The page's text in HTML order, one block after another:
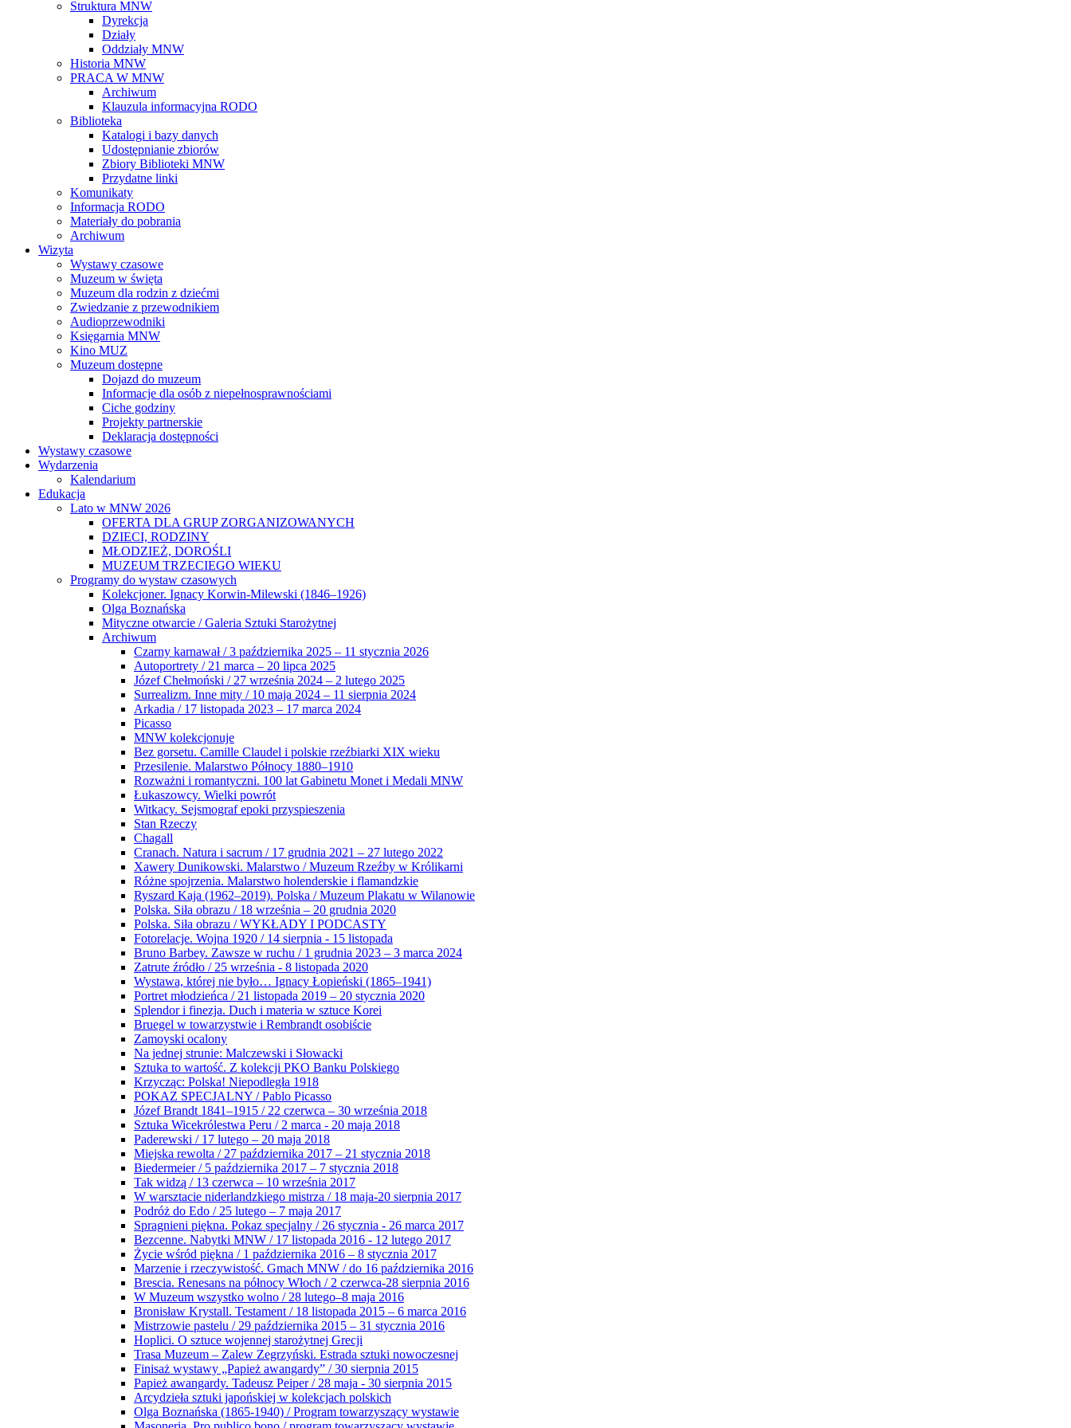
Struktura MNW
Dyrekcja
Działy
Oddziały MNW
Historia MNW
PRACA W MNW
Archiwum
Klauzula informacyjna RODO
Biblioteka
Katalogi i bazy danych
Udostępnianie zbiorów
Zbiory Biblioteki MNW
Przydatne linki
Komunikaty
Informacja RODO
Materiały do pobrania
Archiwum
Wizyta
Wystawy czasowe
Muzeum w święta
Muzeum dla rodzin z dziećmi
Zwiedzanie z przewodnikiem
Audioprzewodniki
Księgarnia MNW
Kino MUZ
Muzeum dostępne
Dojazd do muzeum
Informacje dla osób z niepełnosprawnościami
Ciche godziny
Projekty partnerskie
Deklaracja dostępności
Wystawy czasowe
Wydarzenia
Kalendarium
Edukacja
Lato w MNW 2026
OFERTA DLA GRUP ZORGANIZOWANYCH
DZIECI, RODZINY
MŁODZIEŻ, DOROŚLI
MUZEUM TRZECIEGO WIEKU
Programy do wystaw czasowych
Kolekcjoner. Ignacy Korwin-Milewski (1846–1926)
Olga Boznańska
Mityczne otwarcie / Galeria Sztuki Starożytnej
Archiwum
Czarny karnawał / 3 października 2025 – 11 stycznia 2026
Autoportrety / 21 marca – 20 lipca 2025
Józef Chełmoński / 27 września 2024 – 2 lutego 2025
Surrealizm. Inne mity / 10 maja 2024 – 11 sierpnia 2024
Arkadia / 17 listopada 2023 – 17 marca 2024
Picasso
MNW kolekcjonuje
Bez gorsetu. Camille Claudel i polskie rzeźbiarki XIX wieku
Przesilenie. Malarstwo Północy 1880–1910
Rozważni i romantyczni. 100 lat Gabinetu Monet i Medali MNW
Łukaszowcy. Wielki powrót
Witkacy. Sejsmograf epoki przyspieszenia
Stan Rzeczy
Chagall
Cranach. Natura i sacrum / 17 grudnia 2021 – 27 lutego 2022
Xawery Dunikowski. Malarstwo / Muzeum Rzeźby w Królikarni
Różne spojrzenia. Malarstwo holenderskie i flamandzkie
Ryszard Kaja (1962–2019). Polska / Muzeum Plakatu w Wilanowie
Polska. Siła obrazu / 18 września – 20 grudnia 2020
Polska. Siła obrazu / WYKŁADY I PODCASTY
Fotorelacje. Wojna 1920 / 14 sierpnia - 15 listopada
Bruno Barbey. Zawsze w ruchu / 1 grudnia 2023 – 3 marca 2024
Zatrute źródło / 25 września - 8 listopada 2020
Wystawa, której nie było… Ignacy Łopieński (1865–1941)
Portret młodzieńca / 21 listopada 2019 – 20 stycznia 2020
Splendor i finezja. Duch i materia w sztuce Korei
Bruegel w towarzystwie i Rembrandt osobiście
Zamoyski ocalony
Na jednej strunie: Malczewski i Słowacki
Sztuka to wartość. Z kolekcji PKO Banku Polskiego
Krzycząc: Polska! Niepodległa 1918
POKAZ SPECJALNY / Pablo Picasso
Józef Brandt 1841–1915 / 22 czerwca – 30 września 2018
Sztuka Wicekrólestwa Peru / 2 marca - 20 maja 2018
Paderewski / 17 lutego – 20 maja 2018
Miejska rewolta / 27 października 2017 – 21 stycznia 2018
Biedermeier / 5 października 2017 – 7 stycznia 2018
Tak widzą / 13 czerwca – 10 września 2017
W warsztacie niderlandzkiego mistrza / 18 maja-20 sierpnia 2017
Podróż do Edo / 25 lutego – 7 maja 2017
Spragnieni piękna. Pokaz specjalny / 26 stycznia - 26 marca 2017
Bezcenne. Nabytki MNW / 17 listopada 2016 - 12 lutego 2017
Życie wśród piękna / 1 października 2016 – 8 stycznia 2017
Marzenie i rzeczywistość. Gmach MNW / do 16 października 2016
Brescia. Renesans na północy Włoch / 2 czerwca-28 sierpnia 2016
W Muzeum wszystko wolno / 28 lutego–8 maja 2016
Bronisław Krystall. Testament / 18 listopada 2015 – 6 marca 2016
Mistrzowie pastelu / 29 października 2015 – 31 stycznia 2016
Hoplici. O sztuce wojennej starożytnej Grecji
Trasa Muzeum – Zalew Zegrzyński. Estrada sztuki nowoczesnej
Finisaż wystawy „Papież awangardy” / 30 sierpnia 2015
Papież awangardy. Tadeusz Peiper / 28 maja - 30 sierpnia 2015
Arcydzieła sztuki japońskiej w kolekcjach polskich
Olga Boznańska (1865-1940) / Program towarzyszący wystawie